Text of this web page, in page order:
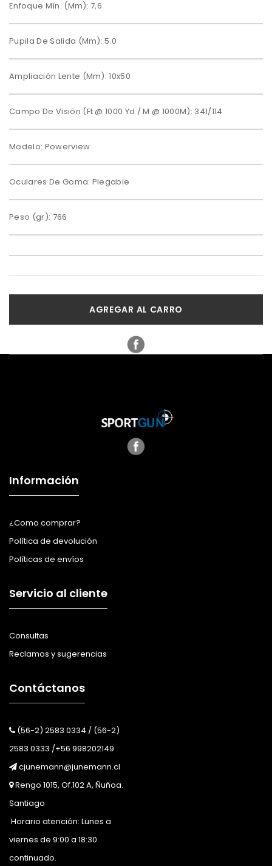
Enfoque Mín. (Mm): 7,6
Pupila De Salida (Mm): 5.0
Ampliación Lente (Mm): 10x50
Campo De Visión (Ft @ 1000 Yd / M @ 1000M): 341/114
Modelo: Powerview
Oculares De Goma: Plegable
Peso (gr): 766
AGREGAR AL CARRO
Información
¿Como comprar?
Política de devolución
Políticas de envíos
Servicio al cliente
Consultas
Reclamos y sugerencias
Contáctanos
(56-2) 2583 0334 / (56-2)
2583 0333 /+56 998202149
cjunemann@junemann.cl
Rengo 1015, Of.102 A, Ñuñoa.
Santiago
Horario atención: Lunes a
viernes de 9:00 a 18:30
continuado.